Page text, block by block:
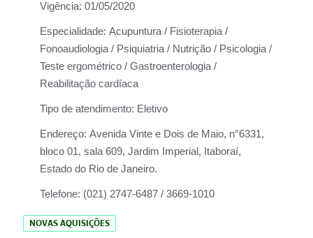
Vigência: 01/05/2020
Especialidade: Acupuntura / Fisioterapia /
Fonoaudiologia / Psiquiatria / Nutrição / Psicologia /
Teste ergométrico / Gastroenterologia /
Reabilitação cardíaca
Tipo de atendimento: Eletivo
Endereço: Avenida Vinte e Dois de Maio, n°6331,
bloco 01, sala 609, Jardim Imperial, Itaboraí,
Estado do Rio de Janeiro.
Telefone: (021) 2747-6487 / 3669-1010
NOVAS AQUISIÇÕES